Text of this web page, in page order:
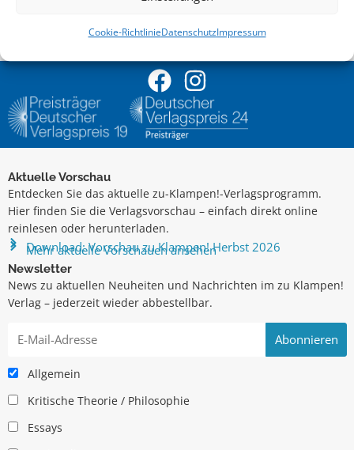
Cookie-RichtlinieDatenschutzImpressum
Aktuelle Vorschau
Entdecken Sie das aktuelle zu-Klampen!-Verlagsprogramm.
Hier finden Sie die Verlagsvorschau – einfach direkt online
reinlesen oder herunterladen.
Download: Vorschau zu Klampen! Herbst 2026
Mehr aktuelle Vorschauen ansehen
Newsletter
News zu aktuellen Neuheiten und Nachrichten im zu Klampen!
Verlag – jederzeit wieder abbestellbar.
Allgemein
Kritische Theorie / Philosophie
Essays